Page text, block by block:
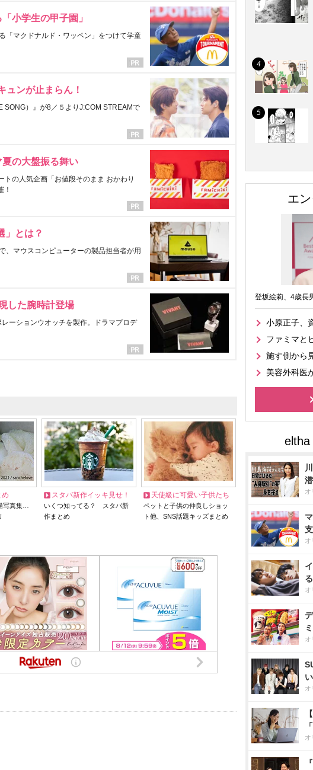
小学生の甲子園」
「マクドナルド・ワッペン」をつけて学童
ュンが止まらん！
SONG）』が8／５よりJ:COM STREAMで
の大盤振る舞い
の人気企画「お値段そのまま おかわり
！
」とは？
、マウスコンピューターの製品担当者が用
した腕時計登場
ーションウオッチを製作。ドラマプロデ
め
写真集…
スタバ新作イッキ見せ！
いくつ知ってる？ スタバ新
作まとめ
天使級に可愛い子供たち
ペットと子供の仲良しショッ
ト他、SNS話題キッズまとめ
エ
登坂絵莉、4歳長
小原正子、
ファミマと
施す側から
美容外科医
オ
オ
オ
オ
オ
オ